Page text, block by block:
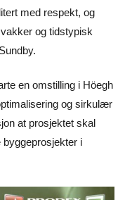
med respekt, og
og tidstypisk
en omstilling i Höegh
og sirkulær
at prosjektet skal
i